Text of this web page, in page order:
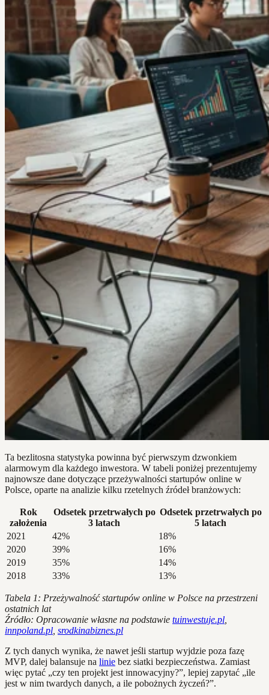
Ta bezlitosna statystyka powinna być pierwszym dzwonkiem
alarmowym dla każdego inwestora. W tabeli poniżej prezentujemy
najnowsze dane dotyczące przeżywalności startupów online w
Polsce, oparte na analizie kilku rzetelnych źródeł branżowych:
Rok
założenia
Odsetek przetrwałych po
3 latach
Odsetek przetrwałych po
5 latach
2021
42%
18%
2020
39%
16%
2019
35%
14%
2018
33% 13%
Tabela 1: Przeżywalność startupów online w Polsce na przestrzeni
ostatnich lat
Źródło: Opracowanie własne na podstawie tuinwestuje.pl
innpoland.pl srodkinabiznes.pl
Z tych danych wynika, że nawet jeśli startup wyjdzie poza fazę
MVP, dalej balansuje na linie bez siatki bezpieczeństwa. Zamiast
więc pytać „czy ten projekt jest innowacyjny?”, lepiej zapytać „ile
jest w nim twardych danych, a ile pobożnych życzeń?”.